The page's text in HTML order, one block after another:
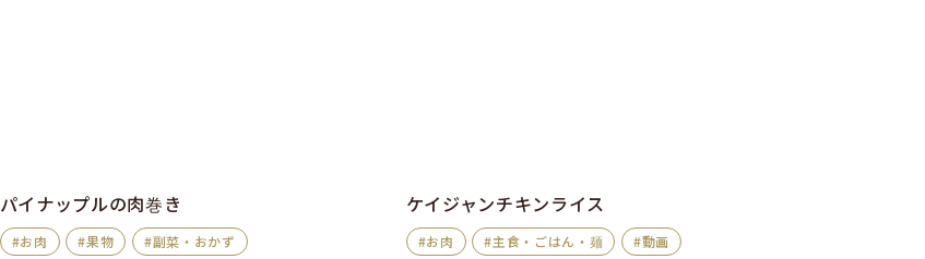
パイナップルの肉巻き
#お肉 #果物 #副菜・おかず
ケイジャンチキンライス
#お肉 #主食・ごはん・麺 #動画